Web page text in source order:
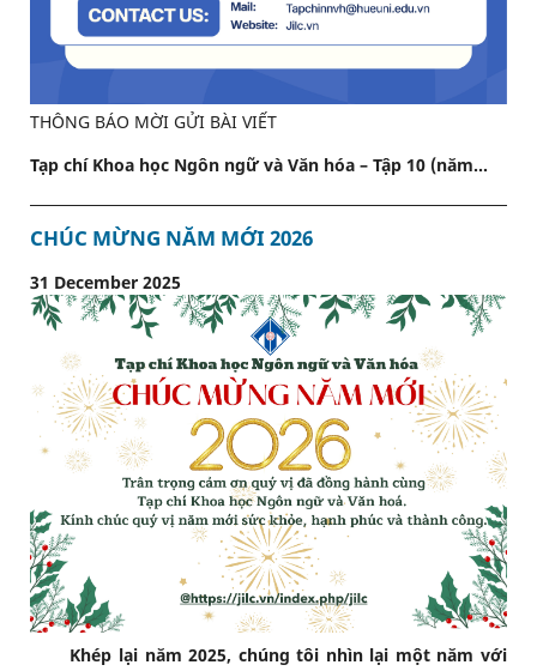
THÔNG BÁO MỜI GỬI BÀI VIẾT
Tạp chí Khoa học Ngôn ngữ và Văn hóa – Tập 10 (năm...
CHÚC MỪNG NĂM MỚI 2026
31 December 2025
Khép lại năm 2025, chúng tôi nhìn lại một năm với